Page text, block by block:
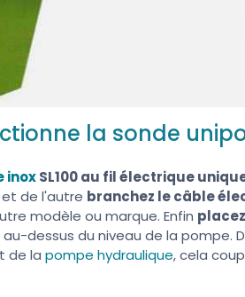
la sonde
inoxSL100 au fil électrique
de l'autre branchez le câble
modèle ou marque. Enfin
dessus du niveau de la pompe.
de lapompe hydraulique, cela